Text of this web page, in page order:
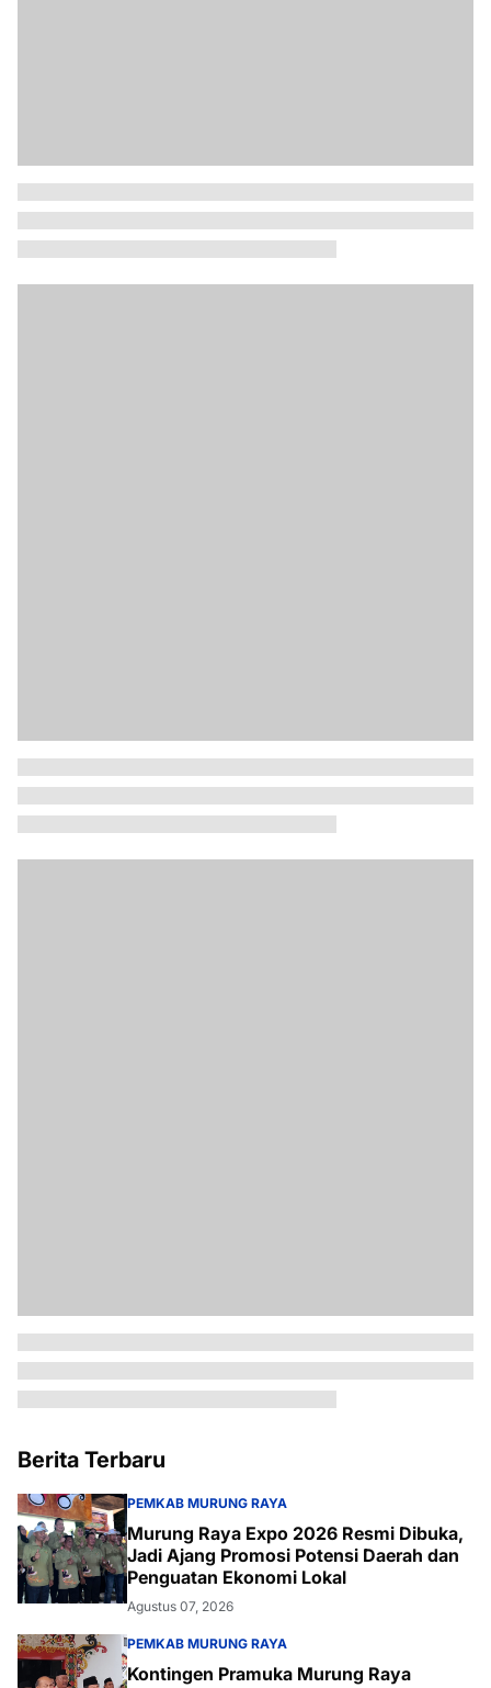
Berita Terbaru
PEMKAB MURUNG RAYA
Murung Raya Expo 2026 Resmi Dibuka,
Jadi Ajang Promosi Potensi Daerah dan
Penguatan Ekonomi Lokal
Agustus 07, 2026
PEMKAB MURUNG RAYA
Kontingen Pramuka Murung Raya